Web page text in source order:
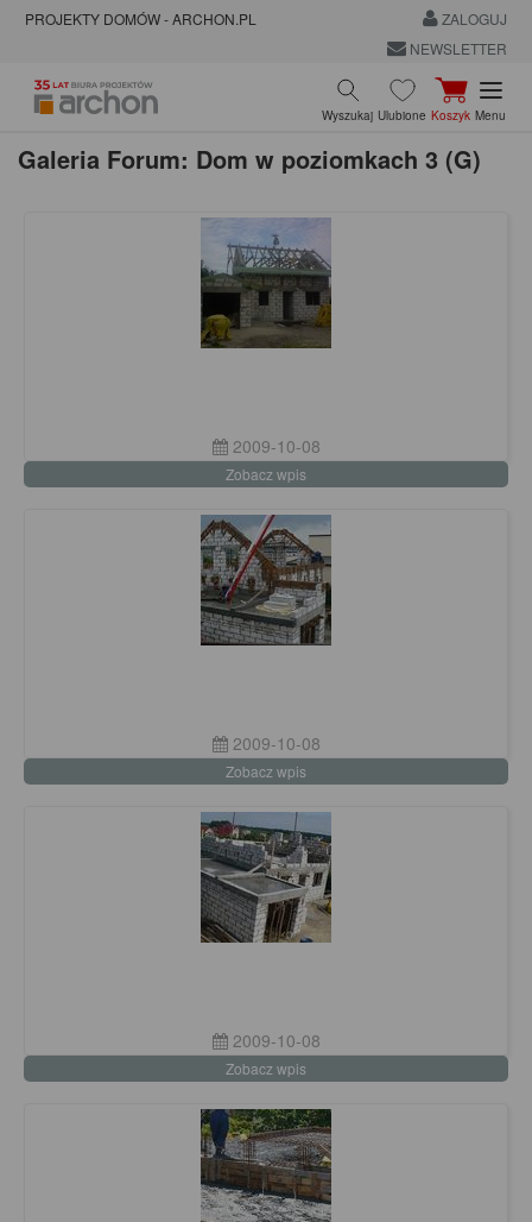
PROJEKTY DOMÓW - ARCHON.PL
ZALOGUJ
NEWSLETTER
Wyszukaj Ulubione Koszyk Menu
Galeria Forum: Dom w poziomkach 3 (G)
2009-10-08
Zobacz wpis
2009-10-08
Zobacz wpis
2009-10-08
Zobacz wpis